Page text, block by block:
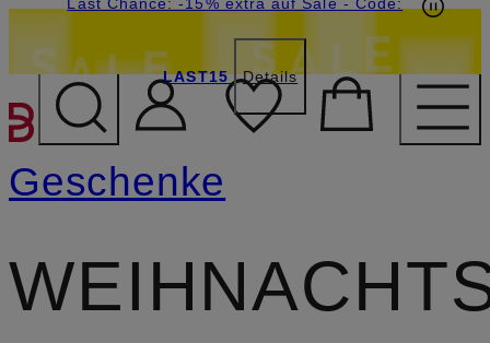
ZUM HAUPTINHALT
LAST15 Details
Geschenke